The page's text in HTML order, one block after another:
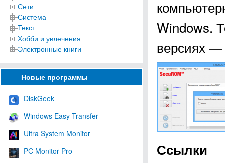
Сети
Система
Текст
Хобби и увлечения
Электронные книги
Новые программы
DiskGeek
Windows Easy Transfer
Ultra System Monitor
PC Monitor Pro
Windows.
версиях
Ссылки